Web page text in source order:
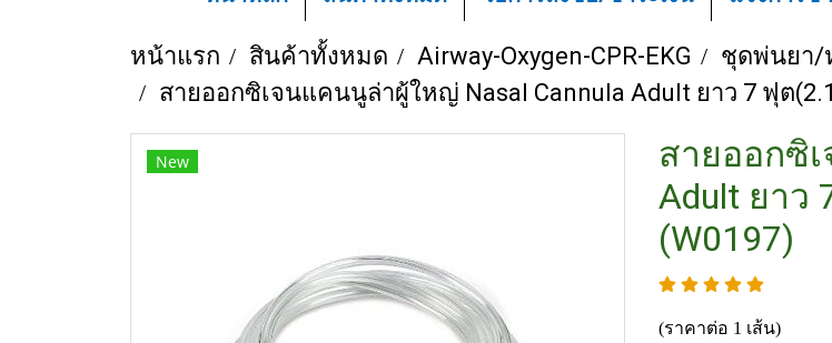
หน้าแรก สินค้าทั้งหมด Airway-Oxygen-CPR-EKG
ชุดพ่นยา/
สายออกซิเจนแคนนูล่าผู้ใหญ่ Nasal Cannula Adult ยาว 7 ฟุต
New
สายออกซิ
Adult ยาว
(W0197)
(ราคาต่อ 1 เส้น)